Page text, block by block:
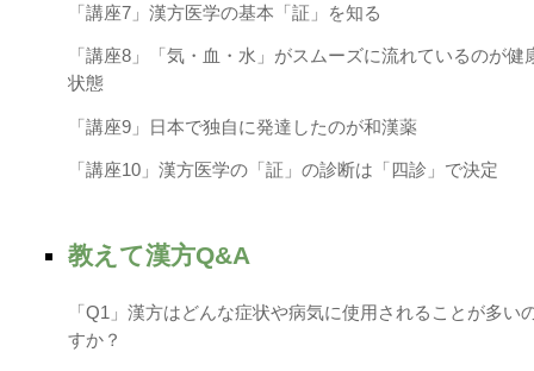
「講座7」漢方医学の基本「証」を知る
「講座8」「気・血・水」がスムーズに流れているのが健
状態
「講座9」日本で独自に発達したのが和漢薬
「講座10」漢方医学の「証」の診断は「四診」で決定
教えて漢方Q&A
「Q1」漢方はどんな症状や病気に使用されることが多い
すか？